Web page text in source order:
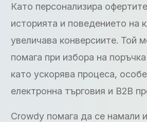
Като персонализира
историята и поведението на
увеличава конверсиите. Той
помага при избора на
като ускорява процеса,
електронна търговия и B2B
Crowdy помага да се намали